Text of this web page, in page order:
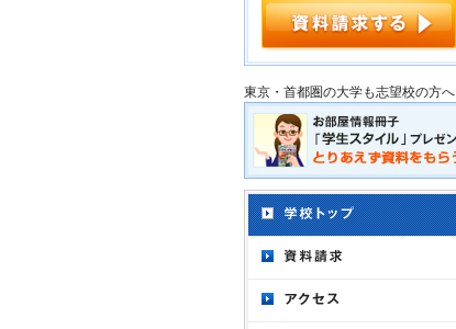
東京・首都圏の大学も志望校の方へ